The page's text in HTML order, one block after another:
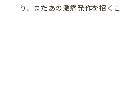
り、またあの激痛発作を招く